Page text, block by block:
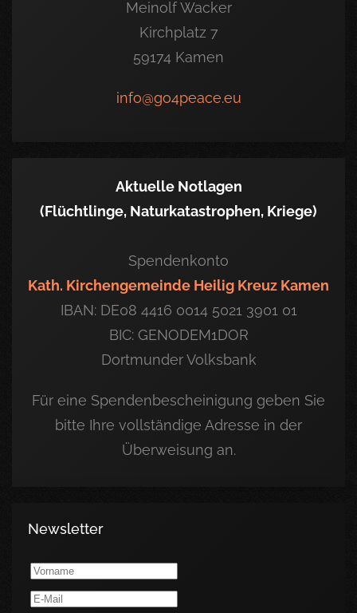
Meinolf Wacker
Kirchplatz 7
59174 Kamen
info@go4peace.eu
Aktuelle Notlagen
(Flüchtlinge, Naturkatastrophen, Kriege)
Spendenkonto
Kath. Kirchengemeinde Heilig Kreuz Kamen
IBAN: DE08 4416 0014 5021 3901 01
BIC: GENODEM1DOR
Dortmunder Volksbank
Für eine Spendenbescheinigung geben Sie
bitte Ihre vollständige Adresse in der
Überweisung an.
Newsletter